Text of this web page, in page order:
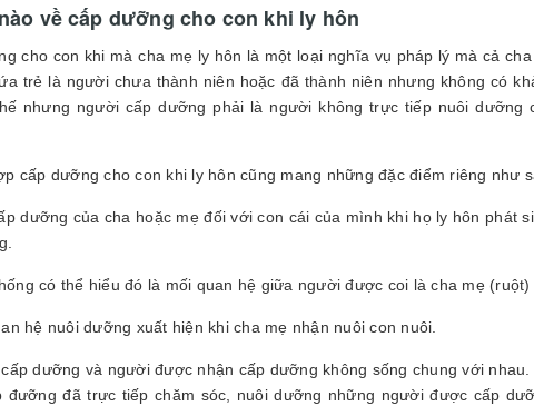
về cấp dưỡng cho con khi ly hôn
cho con khi mà cha mẹ ly hôn là một loại nghĩa vụ pháp lý mà cả
trẻ là người chưa thành niên hoặc đã thành niên nhưng không có
nhưng người cấp dưỡng phải là người không trực tiếp nuôi dưỡng
cấp dưỡng cho con khi ly hôn cũng mang những đặc điểm riêng như
dưỡng của cha hoặc mẹ đối với con cái của mình khi họ ly hôn phát
có thể hiểu đó là mối quan hệ giữa người được coi là cha mẹ
hệ nuôi dưỡng xuất hiện khi cha mẹ nhận nuôi con nuôi.
dưỡng và người được nhận cấp dưỡng không sống chung với
đưỡng đã trực tiếp chăm sóc, nuôi dưỡng những người được cấp